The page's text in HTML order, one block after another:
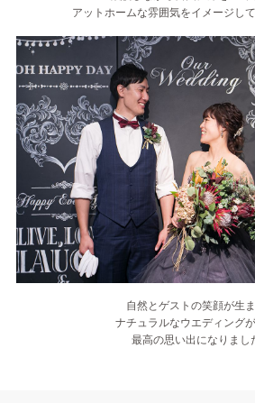
アットホームな雰囲気をイメージし
自然とゲストの笑顔が生
ナチュラルなウエディングが
最高の思い出になりまし